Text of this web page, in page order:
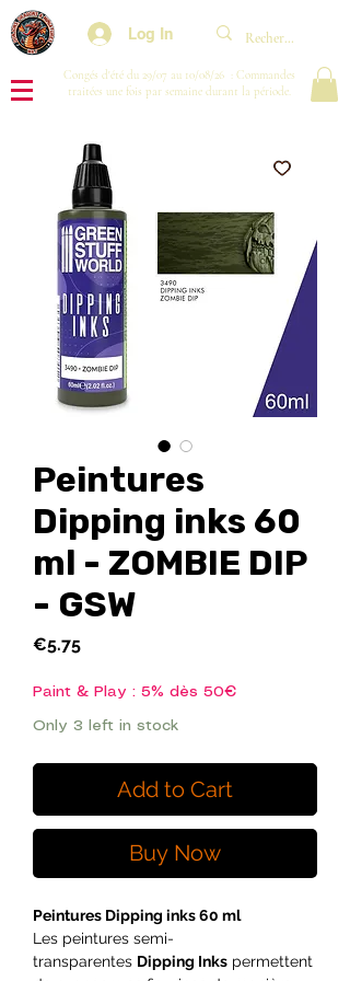
Log In
Congés d'été du 29/07 au 10/08/26 : Commandes
traitées une fois par semaine durant la période.
Peintures
Dipping inks 60
ml - ZOMBIE DIP
- GSW
€5.75Price
Paint & Play : 5% dès 50€
Only 3 left in stock
Add to Cart
Buy Now
Peintures Dipping inks 60 ml
Les peintures semi-
transparentes Dipping Inks permettent